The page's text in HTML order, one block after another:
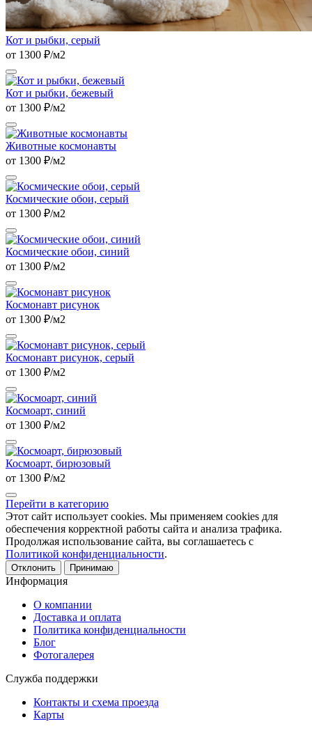
Кот и рыбки, серый
от 1300 ₽/м2
Кот и рыбки, бежевый
от 1300 ₽/м2
Животные космонавты
от 1300 ₽/м2
Космические обои, серый
от 1300 ₽/м2
Космические обои, синий
от 1300 ₽/м2
Космонавт рисунок
от 1300 ₽/м2
Космонавт рисунок, серый
от 1300 ₽/м2
Космоарт, синий
от 1300 ₽/м2
Космоарт, бирюзовый
от 1300 ₽/м2
Перейти в категорию
Этот сайт использует cookies. Мы применяем cookies для
обеспечения корректной работы сайта и анализа трафика.
Продолжая использование сайта, вы соглашаетесь с
Политикой конфиденциальности.
Отклонить Принимаю
Информация
О компании
Доставка и оплата
Политика конфиденциальности
Блог
Фотогалерея
Служба поддержки
Контакты и схема проезда
Карты